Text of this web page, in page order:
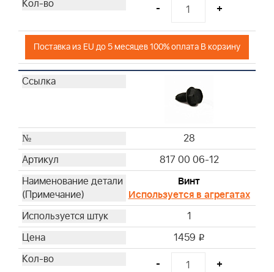
- +
Поставка из EU до 5 месяцев 100% оплата В корзину
28
817 00 06-12
Винт
Используется в агрегатах
1
1459 i
- +